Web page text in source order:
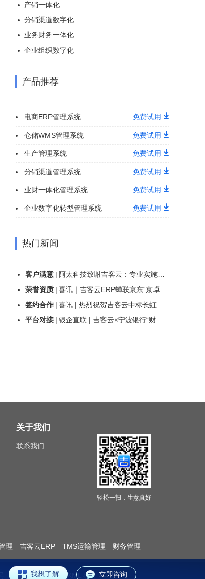
产销一体化
分销渠道数字化
业务财务一体化
企业组织数字化
产品推荐
电商ERP管理系统 免费试用
仓储WMS管理系统 免费试用
生产管理系统 免费试用
分销渠道管理系统 免费试用
业财一体化管理系统 免费试用
企业数字化转型管理系统 免费试用
热门新闻
客户满意 |
荣誉资质 |
签约合作 |
平台对接 |
我想了解 立即咨询
关于我们
联系我们
轻松一扫，生意真好
理 吉客云ERP TMS运输管理 财务管理
隐私协议 全站XML地图